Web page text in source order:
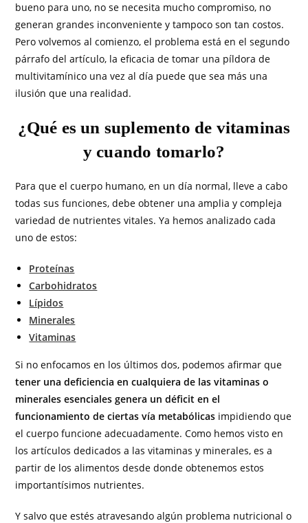
bueno para uno, no se necesita mucho compromiso, no
generan grandes inconveniente y tampoco son tan costos.
Pero volvemos al comienzo, el problema está en el segundo
párrafo del artículo, la eficacia de tomar una píldora de
multivitamínico una vez al día puede que sea más una
ilusión que una realidad.
¿Qué es un suplemento de vitaminas
y cuando tomarlo?
Para que el cuerpo humano, en un día normal, lleve a cabo
todas sus funciones, debe obtener una amplia y compleja
variedad de nutrientes vitales. Ya hemos analizado cada
uno de estos:
Proteínas
Carbohidratos
Lípidos
Minerales
Vitaminas
Si no enfocamos en los últimos dos, podemos afirmar que
tener una deficiencia en cualquiera de las vitaminas o
minerales esenciales genera un déficit en el
funcionamiento de ciertas vía metabólicas impidiendo que
el cuerpo funcione adecuadamente. Como hemos visto en
los artículos dedicados a las vitaminas y minerales, es a
partir de los alimentos desde donde obtenemos estos
importantísimos nutrientes.
Y salvo que estés atravesando algún problema nutricional o